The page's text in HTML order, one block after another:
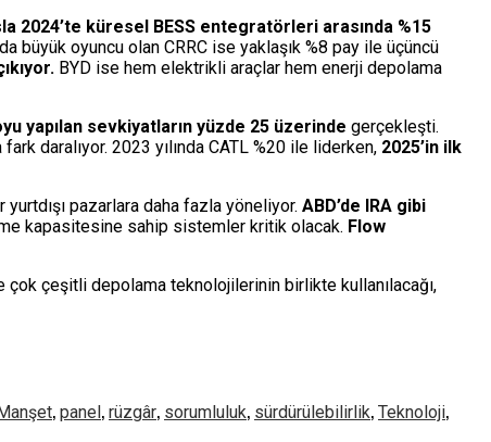
2024’te küresel BESS entegratörleri arasında %15
büyük oyuncu olan CRRC ise yaklaşık %8 pay ile üçüncü
BYD ise hem elektrikli araçlar hem enerji depolama
yapılan sevkiyatların yüzde 25 üzerinde gerçekleşti.
daralıyor. 2023 yılında CATL %20 ile liderken, 2025’in ilk
pazarlara daha fazla yöneliyor. ABD’de IRA gibi
kapasitesine sahip sistemler kritik olacak. Flow
çok çeşitli depolama teknolojilerinin birlikte kullanılacağı,
, panel, rüzgâr, sorumluluk, sürdürülebilirlik, Teknoloji,